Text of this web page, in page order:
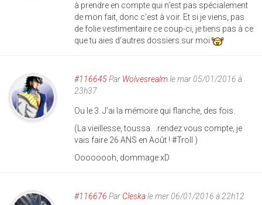
à prendre en compte qui n'est pas spécialement
de mon fait, donc c'est à voir. Et si je viens, pas
de folie vestimentaire ce coup-ci, je tiens pas à ce
que tu aies d'autres dossiers sur moi
#116645Par Wolvesrealmle mar 05/01/2016 à
23h37
Ou le 3. J'ai la mémoire qui flanche, des fois.
(La vieillesse, toussa. ..rendez vous compte, je
vais faire 26 ANS en Août ! #Troll )
Oooooooh, dommage xD
#116676 Par Cleskale mer 06/01/2016 à 22h12